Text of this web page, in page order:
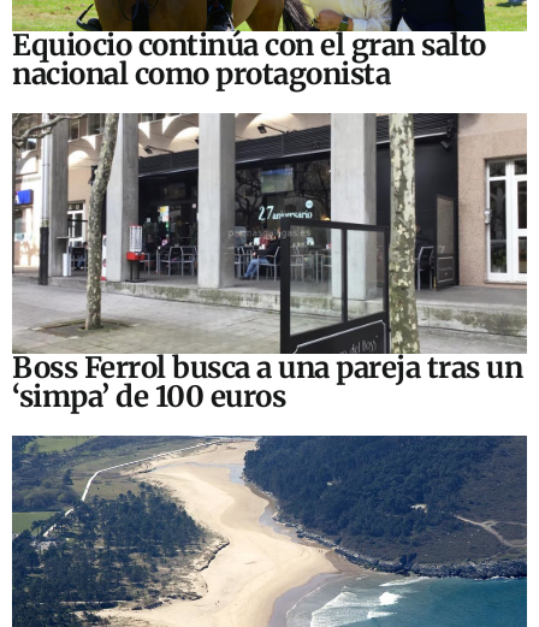
Equiocio continúa con el gran salto
nacional como protagonista
Boss Ferrol busca a una pareja tras un
‘simpa’ de 100 euros